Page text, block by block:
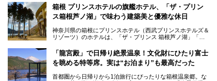
サウナ室の中に咲き誇る桜、魚たちが泳ぐ水風呂、そしてバ
リのビーチを思わせる休憩スペース…。驚きの連続だった館
内の様子をレポートします！
たい」
そんな「癒やされたい」という願いを叶えてくれるのが、神
神奈川県には、サウナや岩盤浴、一日中遊べるエンタメ施設
など、“非日常”を味わえるスーパー銭湯が数多く揃っていま
う」という人も多いはず。
そこで今回は、神奈川県内の人気施設26選を「安さ」「岩
業」「駅近」など、目的別に厳選して紹介します。
箱根 プリンスホテルの旗艦ホテル、「ザ・プリン
ス箱根芦ノ湖」で味わう建築美と優雅な休日
神奈川県の箱根にプリンスホテル（西武プリンスホテルズ＆
リゾーツ）のホテルは、「ザ・プリンス 箱根芦ノ湖」「芦
「箱根仙石原プリンスホテル」と4軒あり、今回ご紹介する
「ザ・プリンス 箱根芦ノ湖」は、その中でもフラッグシッ
プ（旗艦）に位置づけられる特別なホテルです。
昭和の日本を代表する建築家の一人、村野藤吾が芦ノ湖の畔
「龍宮殿」で日帰り絶景温泉！文化財にひたり富士
を眺める特等席。実は“お泊まり”も最高だった
首都圏から日帰りから1泊旅行にぴったりな箱根温泉郷。な